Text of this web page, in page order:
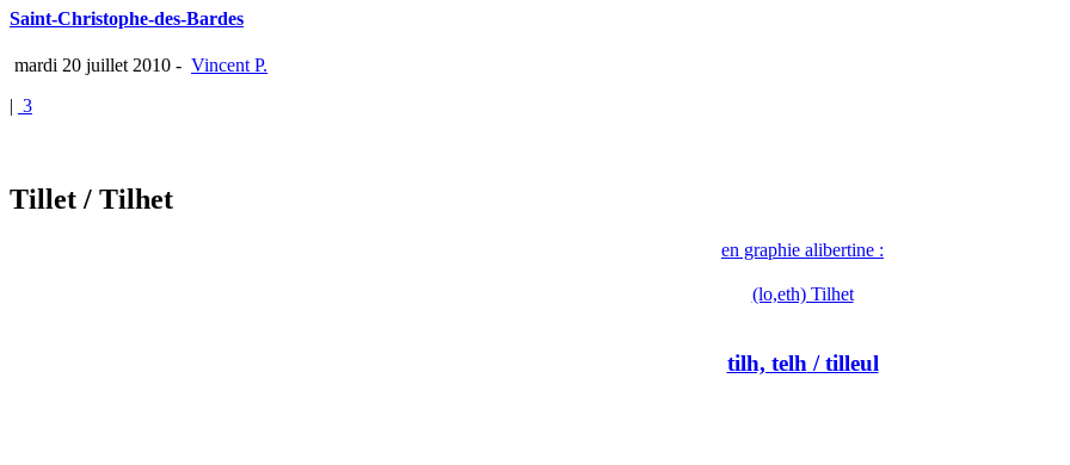
Saint-Christophe-des-Bardes
mardi 20 juillet 2010 - Vincent P.
| 3
Tillet / Tilhet
en graphie alibertine :
(lo,eth) Tilhet
tilh, telh / tilleul